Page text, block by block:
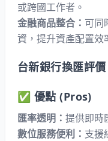
或跨國工作者。
金融商品整合： 可同
資，提升資產配置效
台新銀行換匯評
✅ 優點 (Pros)
匯率透明： 提供即時
數位服務便利： 支援